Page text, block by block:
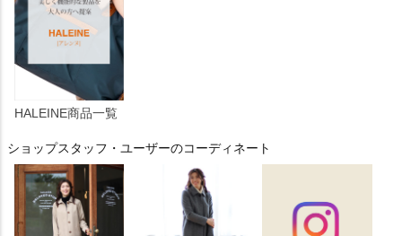
HALEINE商品一覧
ショップスタッフ・ユーザーのコーディネート